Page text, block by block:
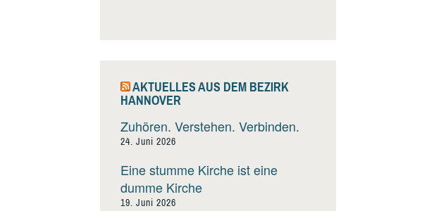
AKTUELLES AUS DEM BEZIRK
HANNOVER
Zuhören. Verstehen. Verbinden.
24. Juni 2026
Eine stumme Kirche ist eine
dumme Kirche
19. Juni 2026